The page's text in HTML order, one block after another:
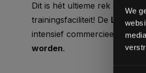
We
Dit is hét ultieme rek om een
trainingsfaciliteit! De
intensief commercieel
worden.